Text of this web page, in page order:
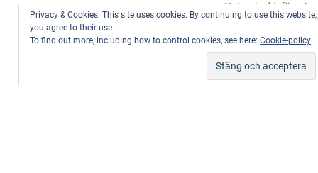
Naturskyddsförening
Privacy & Cookies: This site uses cookies. By continuing to use this website,
you agree to their use.
To find out more, including how to control cookies, see here: Cookie-policy